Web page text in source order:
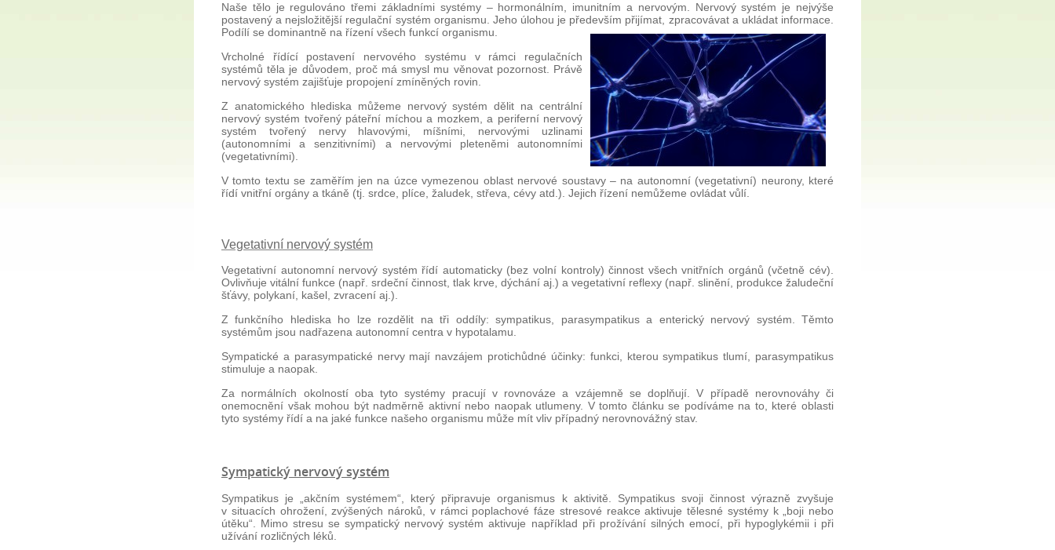
Naše tělo je regulováno třemi základními systémy – hormonálním, imunitním a nervovým. Nervový systém je nejvýše
postavený a nejsložitější regulační systém organismu. Jeho úlohou je především přijímat, zpracovávat a ukládat informace.
Podílí se dominantně na řízení všech funkcí organismu.
Vrcholné řídící postavení nervového systému v rámci regulačních
systémů těla je důvodem, proč má smysl mu věnovat pozornost. Právě
nervový systém zajišťuje propojení zmíněných rovin.
Z anatomického hlediska můžeme nervový systém dělit na centrální
nervový systém tvořený páteřní míchou a mozkem, a periferní nervový
systém tvořený nervy hlavovými, míšními, nervovými uzlinami
(autonomními a senzitivními) a nervovými pleteněmi autonomními
(vegetativními).
V tomto textu se zaměřím jen na úzce vymezenou oblast nervové soustavy – na autonomní (vegetativní) neurony, které
řídí vnitřní orgány a tkáně (tj. srdce, plíce, žaludek, střeva, cévy atd.). Jejich řízení nemůžeme ovládat vůlí.
Vegetativní nervový systém
Vegetativní autonomní nervový systém řídí automaticky (bez volní kontroly) činnost všech vnitřních orgánů (včetně cév).
Ovlivňuje vitální funkce (např. srdeční činnost, tlak krve, dýchání aj.) a vegetativní reflexy (např. slinění, produkce žaludeční
šťávy, polykaní, kašel, zvracení aj.).
Z funkčního hlediska ho lze rozdělit na tři oddíly: sympatikus, parasympatikus a enterický nervový systém. Těmto
systémům jsou nadřazena autonomní centra v hypotalamu.
Sympatické a parasympatické nervy mají navzájem protichůdné účinky: funkci, kterou sympatikus tlumí, parasympatikus
stimuluje a naopak.
Za normálních okolností oba tyto systémy pracují v rovnováze a vzájemně se doplňují. V případě nerovnováhy či
onemocnění však mohou být nadměrně aktivní nebo naopak utlumeny. V tomto článku se podíváme na to, které oblasti
tyto systémy řídí a na jaké funkce našeho organismu může mít vliv případný nerovnovážný stav.
Sympatický nervový systém
Sympatikus je „akčním systémem“, který připravuje organismus k aktivitě. Sympatikus svoji činnost výrazně zvyšuje
v situacích ohrožení, zvýšených nároků, v rámci poplachové fáze stresové reakce aktivuje tělesné systémy k „boji nebo
útěku“. Mimo stresu se sympatický nervový systém aktivuje například při prožívání silných emocí, při hypoglykémii i při
užívání rozličných léků.